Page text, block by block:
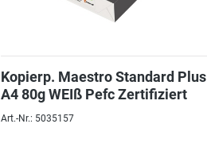
Kopierp. Maestro Standard Plus
A4 80g WEIß Pefc Zertifiziert
Art.-Nr.: 5035157